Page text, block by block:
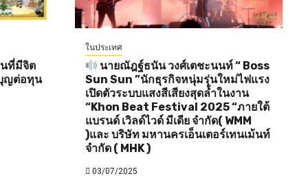
ที่มีจิต
ญต่อทุน
ในประเทศ
นายณัฎฐ์ธนัน วงศ์เตชะนนท์ “ Boss
Sun Sun ”นักธุรกิจหนุ่มรุ่นใหม่ไฟแรง
เปิดตัวระบบแสงสีเสียงสุดล้ำในงาน
“Khon Beat Festival 2025 “ภายใต้
แบรนด์ เวิลด์ไวด์ มีเดีย จำกัด( WMM
)และ บริษัท มหานครเอ็นเตอร์เทนเม้นท์
จำกัด ( MHK )
03/07/2025